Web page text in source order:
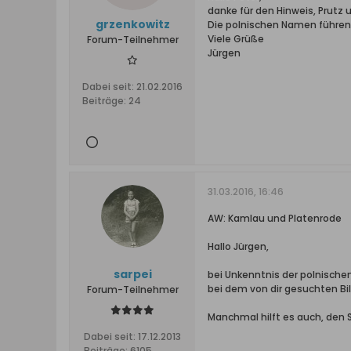
grzenkowitz
Forum-Teilnehmer
Dabei seit: 21.02.2016
Beiträge: 24
danke für den Hinweis, Prutz
Die polnischen Namen
Viele Grüße
Jürgen
sarpei
Forum-Teilnehmer
Dabei seit: 17.12.2013
31.03.2016, 16:46
AW: Kamlau und Platenrode
Hallo Jürgen,
bei Unkenntnis der
bei dem von dir gesuchten
Manchmal hilft es auch, den